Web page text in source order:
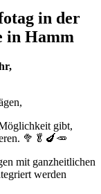
in der
in Hamm
gibt,
🥦🥬🍆🥕
mit ganzheitlichen
werden